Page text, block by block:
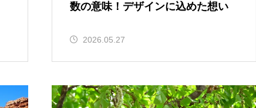
数の意味！デザインに込めた想い
2026.05.27